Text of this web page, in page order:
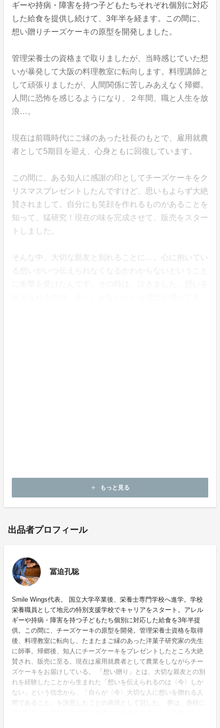
ギーや持病・障害を持つ子どもたちそれぞれ個別に対応
した給食を提供し続けて、3年半を経ます。この間に、
想い贈りチーズケーキの原型を開発しました。
管理栄養士の資格まで取りましたが、当時感じていた想
いが暴発して大阪の料理教室に転向します。料理講師と
して頑張りましたが、人間関係に苦しみあえなく帰郷。
人間に恐怖を感じるようになり、２年間、職と人生を放
浪…。
現在は前職時代にご縁のあった社長のもとで、雇用就農
者として5期目を迎え、心身ともに回復しています。
この間に、ある知人に感謝の印としてチーズケーキをク
リスマスプレゼントしたんですけど、思いもよらず大絶
賛されまして。自分にも笑顔を作れるものがあることを
知って、猛研究！現在の味を完成させて、販売をスター
トしました。
そんな中、大切な親友と別れることに…。心に抱いてい
る想いがいつ伝えられなくなるかわからないということ
皆様のお口に合いますように♪
add もっと見る
出品者プロフィール
冨迫孔聡
Smile Wings代表。 国立大学卒業後、栄養士専門学校へ進学。学校
栄養職員として地元の特別支援学校でキャリアをスタート。アレル
ギーや持病・障害を持つ子どもたち個別に対応した給食を3年半提
供。この間に、チーズケーキの原型を開発。管理栄養士資格を取得
後、料理教室に転向し、たまたまご縁のあった洋菓子研究家の先生
に師事。帰郷後、知人にチーズケーキをプレゼントしたところ大絶
賛され、販売に至る。現在は雇用就農者として農業をしながらチー
ズケーキをお届けしている。 「想い贈り」とは、大切な親友との別
れを経験したことから生まれた「想いを伝えられるのは〈今〉しか
ない」という信念から、「自らが〈今〉大切な人に想いを贈れる人
間であること」を決意したことの表現として冠した。 夢は、身軽に